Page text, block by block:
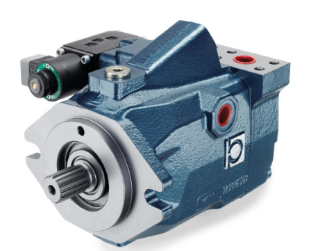
Motores Orbitais produzidos para a Bondioli & Pavesi
Sistemas de acoplamento
Controlo
Blocos Hidráulicos Integrados
Válvulas de controle direcional
Válvulas de cartucho
Válvulas em linha
Servocomandos
Componentes eletrónicos para Sistemas de controlo
Permuta térmica
Sistemas Fan Drive